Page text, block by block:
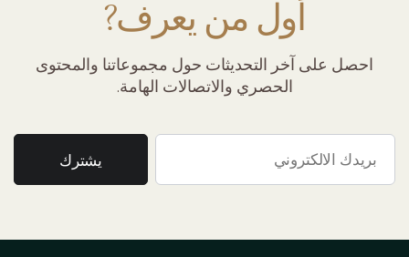
أول من يعرف?
احصل على آخر التحديثات حول مجموعاتنا والمحتوى
الحصري والاتصالات الهامة.